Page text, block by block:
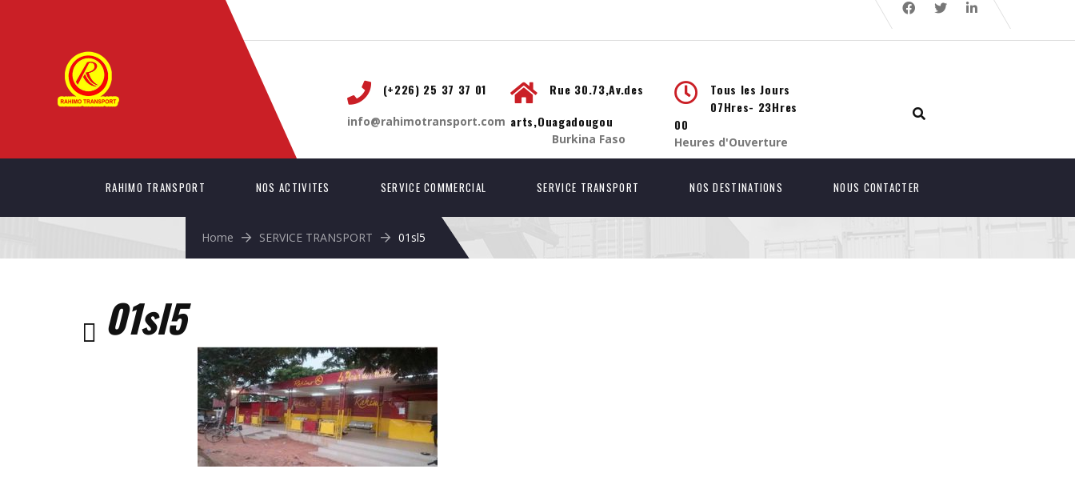
(+226) 25 37 37 01
info@rahimotransport.com
Rue 30.73,Av.des
arts,Ouagadougou
Burkina Faso
Tous les Jours
07Hres- 23Hres
00
Heures d'Ouverture
RAHIMO TRANSPORT NOS ACTIVITES SERVICE COMMERCIAL SERVICE TRANSPORT NOS DESTINATIONS NOUS CONTACTER
01sl5
Home SERVICE TRANSPORT 01sl5